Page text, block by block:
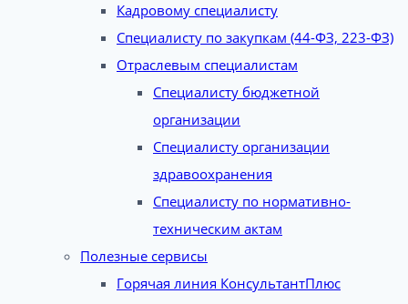
Кадровому специалисту
Специалисту по закупкам (44-ФЗ, 223-ФЗ)
Отраслевым специалистам
Специалисту бюджетной
организации
Специалисту организации
здравоохранения
Специалисту по нормативно-
техническим актам
Полезные сервисы
Горячая линия КонсультантПлюс